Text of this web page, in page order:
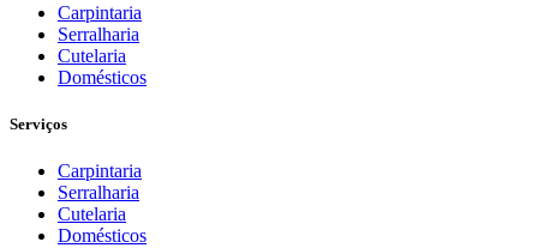
Carpintaria
Serralharia
Cutelaria
Domésticos
Serviços
Carpintaria
Serralharia
Cutelaria
Domésticos